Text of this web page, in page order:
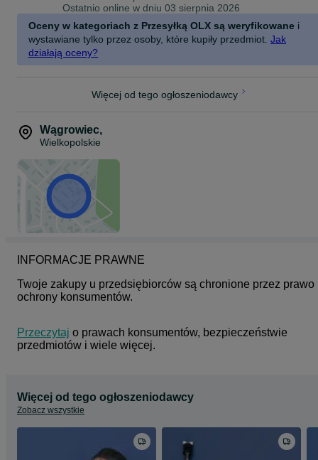
Ostatnio online w dniu 03 sierpnia 2026
Oceny w kategoriach z Przesyłką OLX są weryfikowane i
wystawiane tylko przez osoby, które kupiły przedmiot. Jak
działają oceny?
Więcej od tego ogłoszeniodawcy
Wągrowiec,
Wielkopolskie
INFORMACJE PRAWNE
Twoje zakupy u przedsiębiorców są chronione przez prawo
ochrony konsumentów.
Przeczytaj o prawach konsumentów, bezpieczeństwie
przedmiotów i wiele więcej.
Więcej od tego ogłoszeniodawcy
Zobacz wszystkie